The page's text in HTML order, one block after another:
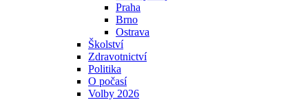
Praha
Brno
Ostrava
Školství
Zdravotnictví
Politika
O počasí
Volby 2026